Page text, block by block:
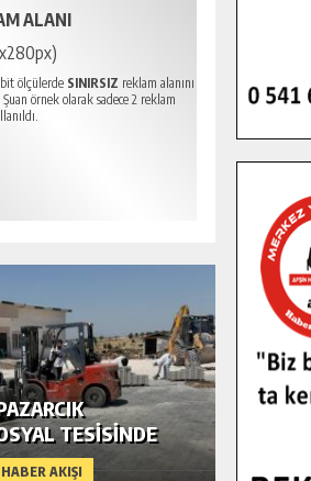
ALANI
ölçülerde SINIRSIZ reklam alanını
örnek olarak sadece 2 reklam
AKIŞI
TESISINDE